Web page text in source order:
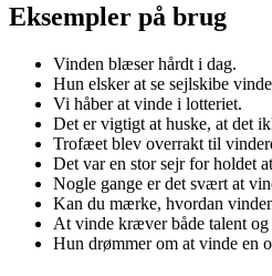
Eksempler på brug
Vinden blæser hårdt i dag.
Hun elsker at se sejlskibe
Vi håber at vinde i lotteriet.
Det er vigtigt at huske, at det
Trofæet blev overrakt til
Det var en stor sejr for holdet
Nogle gange er det svært at
Kan du mærke, hvordan
At vinde kræver både talent og
Hun drømmer om at vinde en